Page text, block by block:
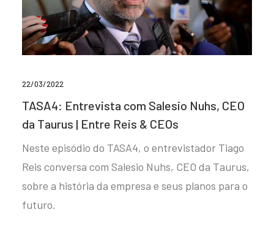
22/03/2022
TASA4: Entrevista com Salesio Nuhs, CEO
da Taurus | Entre Reis & CEOs
Neste episódio do TASA4, o entrevistador Tiago
Reis conversa com Salesio Nuhs, CEO da Taurus,
sobre a história da empresa e seus planos para o
futuro.